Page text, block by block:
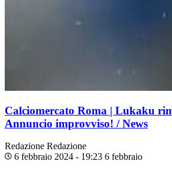
Calciomercato Roma | Lukaku
Annuncio improvviso! / News
Redazione Redazione
6 febbraio 2024 - 19:23 6 febbraio